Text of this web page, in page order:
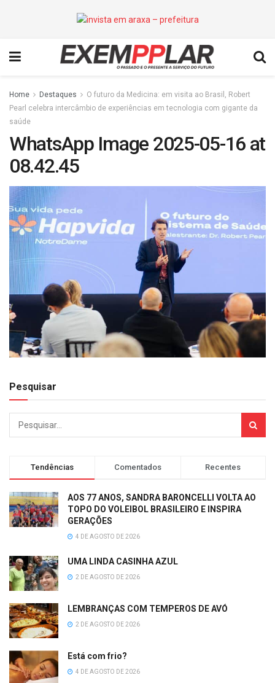
Home Destaques
O futuro da Medicina: em visita ao Brasil, Robert
Pearl celebra intercâmbio de experiências em tecnologia com gigante da
saúde
WhatsApp Image 2025-05-16 at
08.42.45
Pesquisar
Tendências Comentados Recentes
AOS 77 ANOS, SANDRA BARONCELLI VOLTA AO
TOPO DO VOLEIBOL BRASILEIRO E INSPIRA
GERAÇÕES
4 DE AGOSTO DE 2026
UMA LINDA CASINHA AZUL
2 DE AGOSTO DE 2026
LEMBRANÇAS COM TEMPEROS DE AVÓ
2 DE AGOSTO DE 2026
Está com frio?
4 DE AGOSTO DE 2026